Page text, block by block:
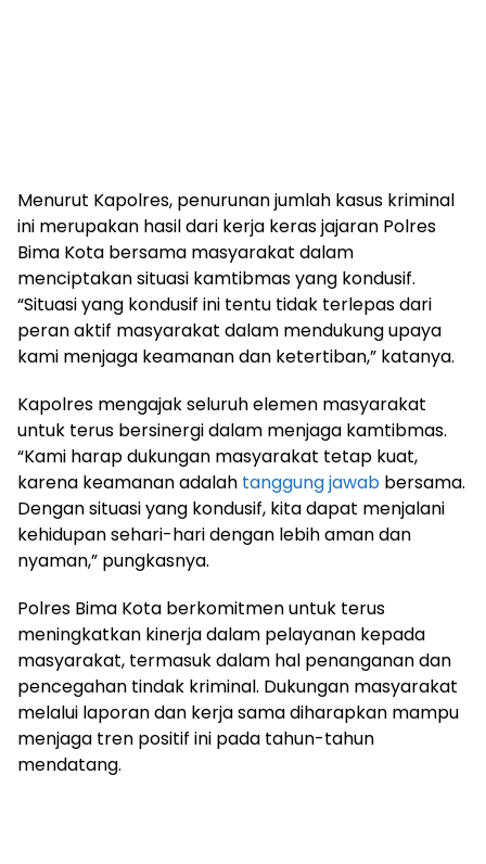
Menurut Kapolres, penurunan jumlah kasus kriminal
ini merupakan hasil dari kerja keras jajaran Polres
Bima Kota bersama masyarakat dalam
menciptakan situasi kamtibmas yang kondusif.
“Situasi yang kondusif ini tentu tidak terlepas dari
peran aktif masyarakat dalam mendukung upaya
kami menjaga keamanan dan ketertiban,” katanya.
Kapolres mengajak seluruh elemen masyarakat
untuk terus bersinergi dalam menjaga kamtibmas.
“Kami harap dukungan masyarakat tetap kuat,
karena keamanan adalah tanggung jawab bersama.
Dengan situasi yang kondusif, kita dapat menjalani
kehidupan sehari-hari dengan lebih aman dan
nyaman,” pungkasnya.
Polres Bima Kota berkomitmen untuk terus
meningkatkan kinerja dalam pelayanan kepada
masyarakat, termasuk dalam hal penanganan dan
pencegahan tindak kriminal. Dukungan masyarakat
melalui laporan dan kerja sama diharapkan mampu
menjaga tren positif ini pada tahun-tahun
mendatang.